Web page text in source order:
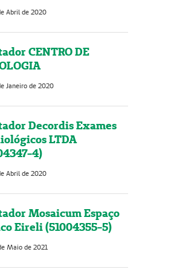
Abril de 2020
CENTRO DE
Janeiro de 2020
Decordis Exames
LTDA
4)
Abril de 2020
Mosaicum Espaço
Eireli (51004355-5)
Maio de 2021